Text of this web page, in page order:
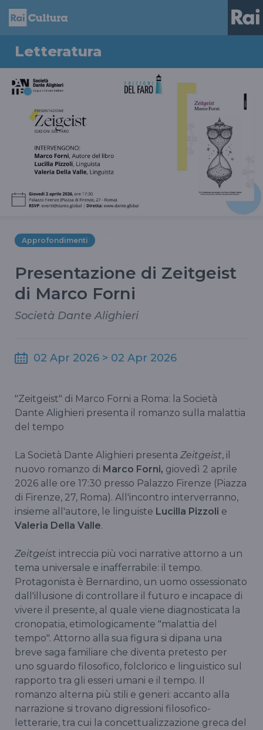
Letteratura
Approfondimenti
Presentazione di Zeitgeist
di Marco Forni
Società Dante Alighieri
02 Apr 2026 > 02 Apr 2026
"Zeitgeist" di Marco Forni a Roma: la Società
Dante Alighieri presenta il romanzo sulla malattia
del tempo
La Società Dante Alighieri presenta Zeitgeist, il
nuovo romanzo di Marco Forni, giovedì 2 aprile
2026 alle ore 17:30 presso Palazzo Firenze (Piazza
di Firenze, 27, Roma). All'incontro interverranno,
insieme all'autore, le linguiste Lucilla Pizzoli e
Valeria Della Valle.
Zeitgeist intreccia più voci narrative attorno a un
tema universale e inafferrabile: il tempo.
Protagonista è Bernardino, un uomo ossessionato
dall'illusione di controllare il futuro e incapace di
vivere il presente, al quale viene diagnosticata la
cronopatia, etimologicamente "malattia del
tempo". Attorno alla sua figura si dipana una
breve saga familiare che diventa pretesto per
uno sguardo filosofico, folclorico e linguistico sul
rapporto tra gli esseri umani e il tempo. Il
romanzo alterna più stili e generi: accanto alla
narrazione si trovano digressioni filosofico-
letterarie, tra cui la concettualizzazione greca del